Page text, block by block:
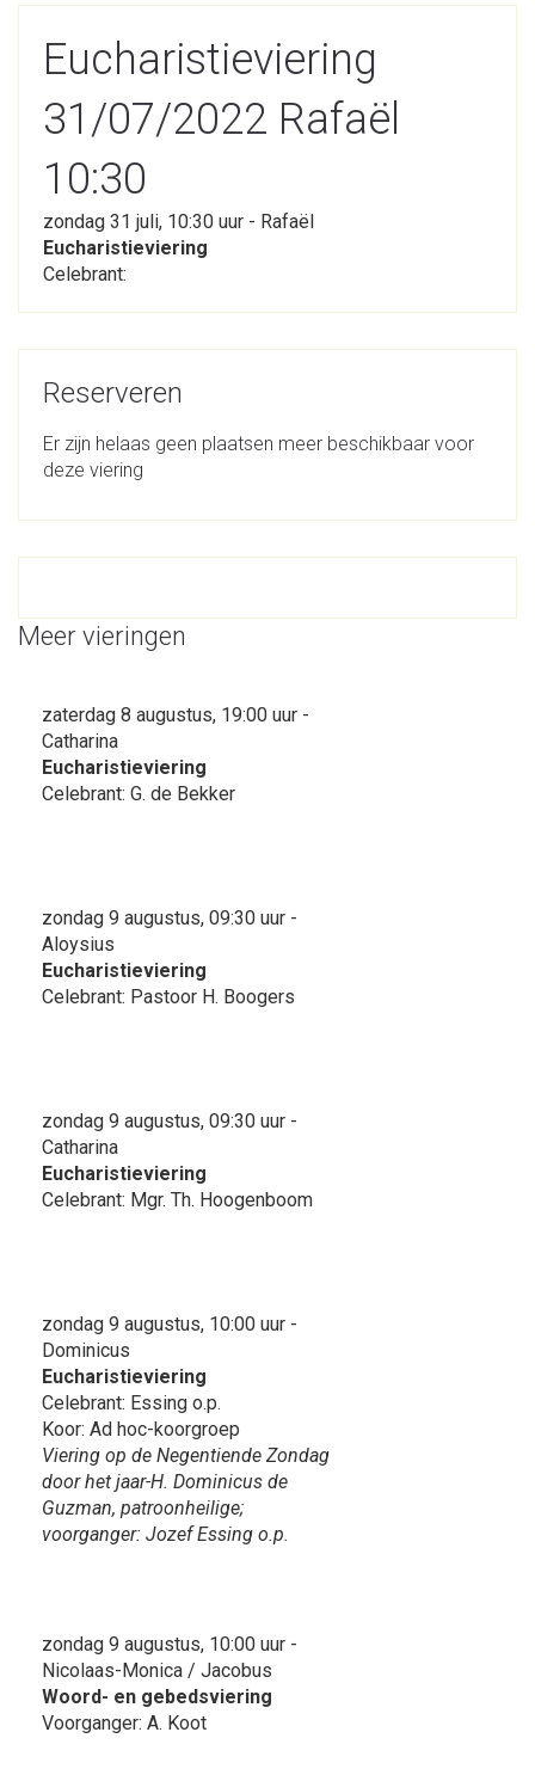
Eucharistieviering
31/07/2022 Rafaël
10:30
zondag 31 juli, 10:30 uur - Rafaël
Eucharistieviering
Celebrant:
Reserveren
Er zijn helaas geen plaatsen meer beschikbaar voor
deze viering
Meer vieringen
zaterdag 8 augustus, 19:00 uur -
Catharina
Eucharistieviering
Celebrant: G. de Bekker
zondag 9 augustus, 09:30 uur -
Aloysius
Eucharistieviering
Celebrant: Pastoor H. Boogers
zondag 9 augustus, 09:30 uur -
Catharina
Eucharistieviering
Celebrant: Mgr. Th. Hoogenboom
zondag 9 augustus, 10:00 uur -
Dominicus
Eucharistieviering
Celebrant: Essing o.p.
Koor: Ad hoc-koorgroep
Viering op de Negentiende Zondag
door het jaar-H. Dominicus de
Guzman, patroonheilige;
voorganger: Jozef Essing o.p.
zondag 9 augustus, 10:00 uur -
Nicolaas-Monica / Jacobus
Woord- en gebedsviering
Voorganger: A. Koot